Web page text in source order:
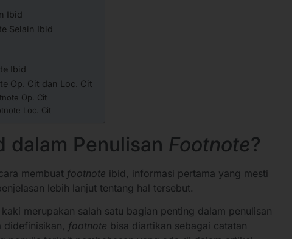
Ibid
Selain Ibid
Ibid
Op. Cit dan Loc. Cit
Op. Cit
Loc. Cit
dalam Penulisan Footnote?
membuat footnote ibid, informasi pertama yang mesti
lebih lanjut tentang hal tersebut.
merupakan salah satu bagian penting dalam penulisan
didefinisikan, footnote bisa diartikan sebagai catatan